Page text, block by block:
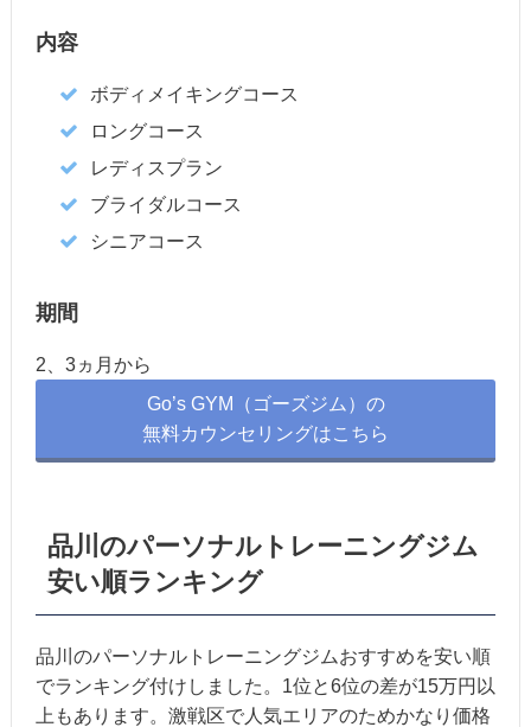
内容
ボディメイキングコース
ロングコース
レディスプラン
ブライダルコース
シニアコース
期間
2、3ヵ月から
Go’s GYM（ゴーズジム）の
無料カウンセリングはこちら
品川のパーソナルトレーニングジム
安い順ランキング
品川のパーソナルトレーニングジムおすすめを安い順
でランキング付けしました。1位と6位の差が15万円以
上もあります。激戦区で人気エリアのためかなり価格